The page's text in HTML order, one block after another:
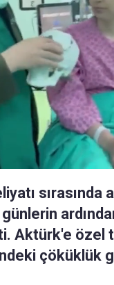
sırasında
Aktürk'e özel
çöküklük